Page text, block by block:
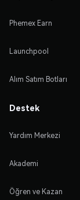
Phemex Earn
Launchpool
Alım Satım Botları
Destek
Yardım Merkezi
Akademi
Öğren ve Kazan